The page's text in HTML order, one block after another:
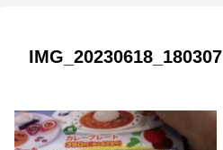
IMG_20230618_180307